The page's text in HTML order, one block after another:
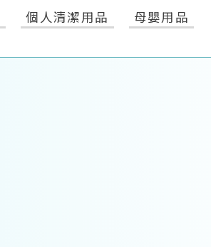
個人清潔用品
母嬰用品